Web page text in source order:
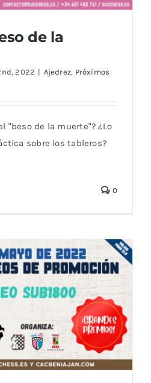
de la
2022 | Ajedrez, Próximos
"beso de la muerte"? ¿Lo
sobre los tableros?
0